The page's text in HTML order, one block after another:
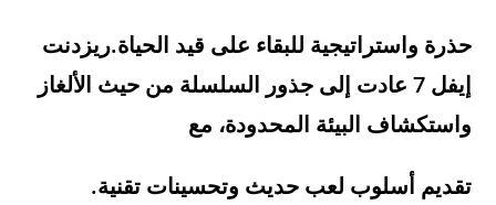
حذرة واستراتيجية للبقاء على قيد الحياة.ريزدنت
إيفل 7 عادت إلى جذور السلسلة من حيث الألغاز
واستكشاف البيئة المحدودة، مع
تقديم أسلوب لعب حديث وتحسينات تقنية.